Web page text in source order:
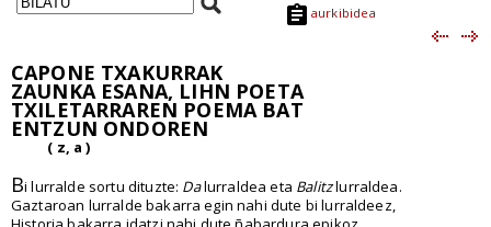
aurkibidea
CAPONE TXAKURRAK
ZAUNKA ESANA, LIHN POETA
TXILETARRAREN POEMA BAT
ENTZUN ONDOREN
( z, a )
Bi lurralde sortu dituzte: Dalurraldea eta Balitzlurraldea.
Gaztaroan lurralde bakarra egin nahi dute bi lurraldeez,